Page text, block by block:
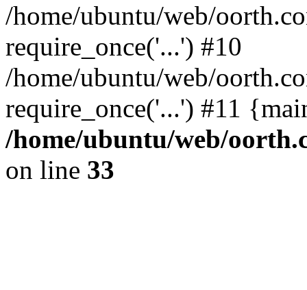
/home/ubuntu/web/
require_once('...') #10
/home/ubuntu/web/
require_once('...') #11
/home/ubuntu/web/
on line 33